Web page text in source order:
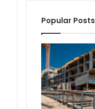
Popular Posts